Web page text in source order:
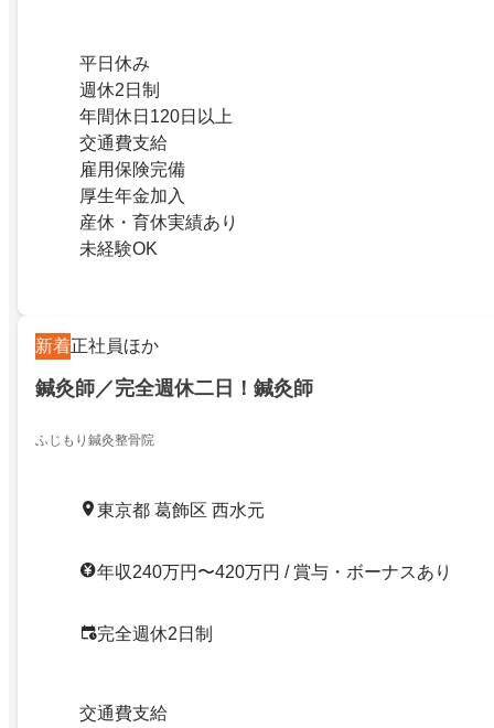
平日休み
週休2日制
年間休日120日以上
交通費支給
雇用保険完備
厚生年金加入
産休・育休実績あり
未経験OK
新着正社員ほか
鍼灸師／完全週休二日！鍼灸師
ふじもり鍼灸整骨院
東京都 葛飾区 西水元
年収240万円〜420万円 / 賞与・ボーナスあり
完全週休2日制
交通費支給